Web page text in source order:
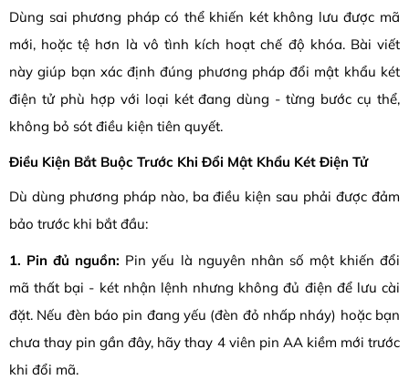
Dùng sai phương pháp có thể khiến két không lưu được mã
mới, hoặc tệ hơn là vô tình kích hoạt chế độ khóa. Bài viết
này giúp bạn xác định đúng phương pháp đổi mật khẩu két
điện tử phù hợp với loại két đang dùng - từng bước cụ thể,
không bỏ sót điều kiện tiên quyết.
Điều Kiện Bắt Buộc Trước Khi Đổi Mật Khẩu Két Điện Tử
Dù dùng phương pháp nào, ba điều kiện sau phải được đảm
bảo trước khi bắt đầu:
1. Pin đủ nguồn: Pin yếu là nguyên nhân số một khiến đổi
mã thất bại - két nhận lệnh nhưng không đủ điện để lưu cài
đặt. Nếu đèn báo pin đang yếu (đèn đỏ nhấp nháy) hoặc bạn
chưa thay pin gần đây, hãy thay 4 viên pin AA kiềm mới trước
khi đổi mã.